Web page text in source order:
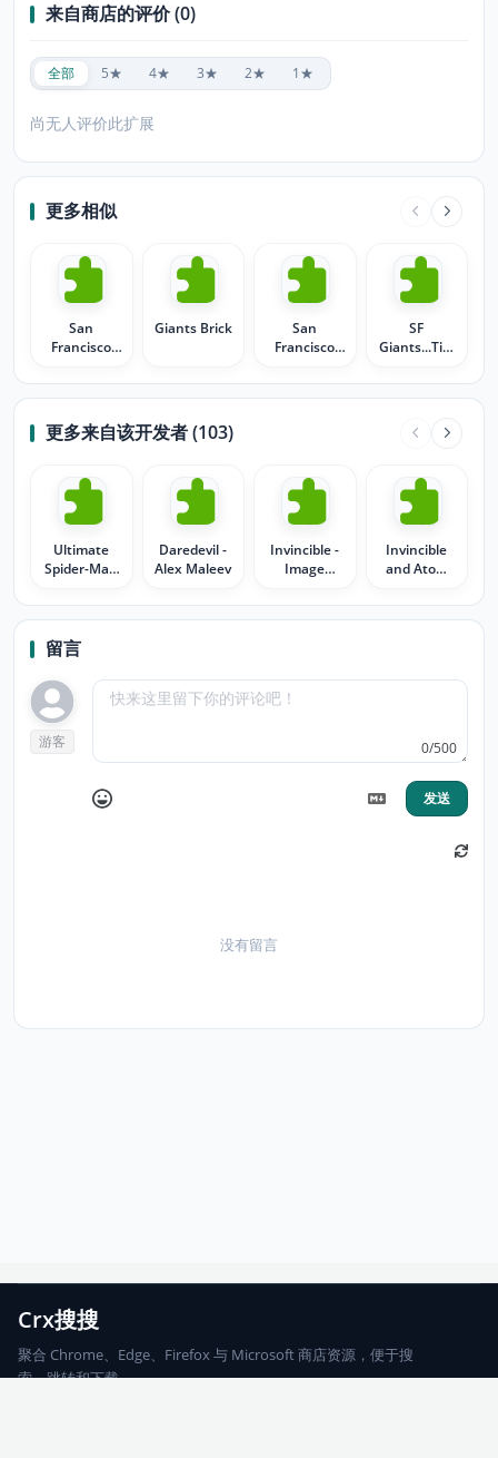
来自商店的评价 (0)
全部 5★ 4★ 3★ 2★ 1★
尚无人评价此扩展
更多相似
San
Francisco
Giants Brick
San
Francisco
SF
Giants...Tim
更多来自该开发者 (103)
Ultimate
Spider-Man
Bagley
Daredevil -
Alex Maleev
Invincible -
Image
Invincible
and Atom
留言
游客 0/500
发送
没有留言
Crx搜搜
聚合 Chrome、Edge、Firefox 与 Microsoft 商店资源，便于搜
索、跳转和下载。